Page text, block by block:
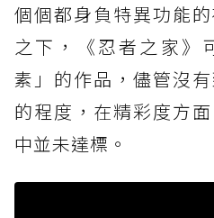
個個都身負特異功能
之下，《忍者之家》
素」的作品，儘管沒
的程度，在精彩度方
中並未達標。